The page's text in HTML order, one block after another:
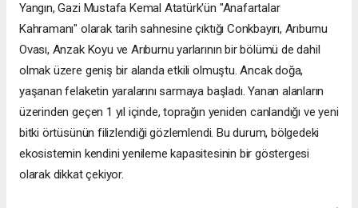
Yangın, Gazi Mustafa Kemal Atatürk'ün "Anafartalar
Kahramanı" olarak tarih sahnesine çıktığı Conkbayırı, Arıburnu
Ovası, Anzak Koyu ve Arıburnu yarlarının bir bölümü de dahil
olmak üzere geniş bir alanda etkili olmuştu. Ancak doğa,
yaşanan felaketin yaralarını sarmaya başladı. Yanan alanların
üzerinden geçen 1 yıl içinde, toprağın yeniden canlandığı ve yeni
bitki örtüsünün filizlendiği gözlemlendi. Bu durum, bölgedeki
ekosistemin kendini yenileme kapasitesinin bir göstergesi
olarak dikkat çekiyor.